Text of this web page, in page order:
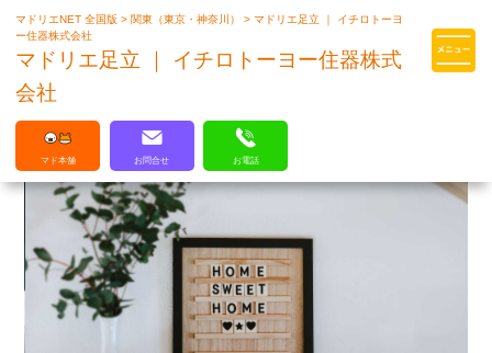
マドリエはLIXILの厳しい基準を
マドリエNET 全国版> 関東（東京・神奈川）>マドリエ足立 ｜ イチロトーヨ
ー住器株式会社
マドリエ足立 ｜ イチロトーヨー住器株式
会社
マド本舗 お問合せ お電話